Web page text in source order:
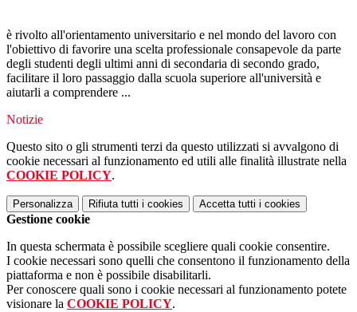
è rivolto all'orientamento universitario e nel mondo del lavoro con
l'obiettivo di favorire una scelta professionale consapevole da parte
degli studenti degli ultimi anni di secondaria di secondo grado,
facilitare il loro passaggio dalla scuola superiore all'università e
aiutarli a comprendere ...
Notizie
Questo sito o gli strumenti terzi da questo utilizzati si avvalgono di
cookie necessari al funzionamento ed utili alle finalità illustrate nella
COOKIE POLICY.
Personalizza Rifiuta tutti i cookies Accetta tutti i cookies
Gestione cookie
In questa schermata è possibile scegliere quali cookie consentire.
I cookie necessari sono quelli che consentono il funzionamento della
piattaforma e non è possibile disabilitarli.
Per conoscere quali sono i cookie necessari al funzionamento potete
visionare la COOKIE POLICY.